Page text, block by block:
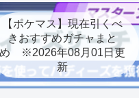
【ポケマス】現在引くべ
きおすすめガチャまと
め ※2026年08月01日更
新